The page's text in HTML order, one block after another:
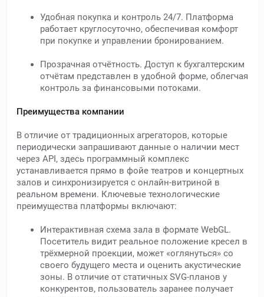
Удобная покупка и контроль 24/7. Платформа
работает круглосуточно, обеспечивая комфорт
при покупке и управлении бронированием.
Прозрачная отчётность. Доступ к бухгалтерским
отчётам представлен в удобной форме, облегчая
контроль за финансовыми потоками.
Преимущества компании
В отличие от традиционных агрегаторов, которые
периодически запрашивают данные о наличии мест
через API, здесь программный комплекс
устанавливается прямо в фойе театров и концертных
залов и синхронизируется с онлайн-витриной в
реальном времени. Ключевые технологические
преимущества платформы включают:
Интерактивная схема зала в формате WebGL.
Посетитель видит реальное положение кресел в
трёхмерной проекции, может «оглянуться» со
своего будущего места и оценить акустические
зоны. В отличие от статичных SVG-планов у
конкурентов, пользователь заранее получает